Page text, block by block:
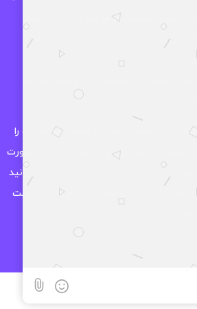
تمامی محصولات موجود در بازار را تست
ارزش خرید دارند را موجود کرده و به
اوزمان دیجیتال در زمینه هدفون،
جانبی نیز فعالیت دارد و سعی میکند
مشتریان خود قرار دهد.
را به شما میدهد که تمامی محصولات را
از همه جوانب بررسی کرده و در صورت
موجود میشود و شما با خیال آسوده میتوانید
باشید چرا که اکثر محصولات فروشگاه مهلت